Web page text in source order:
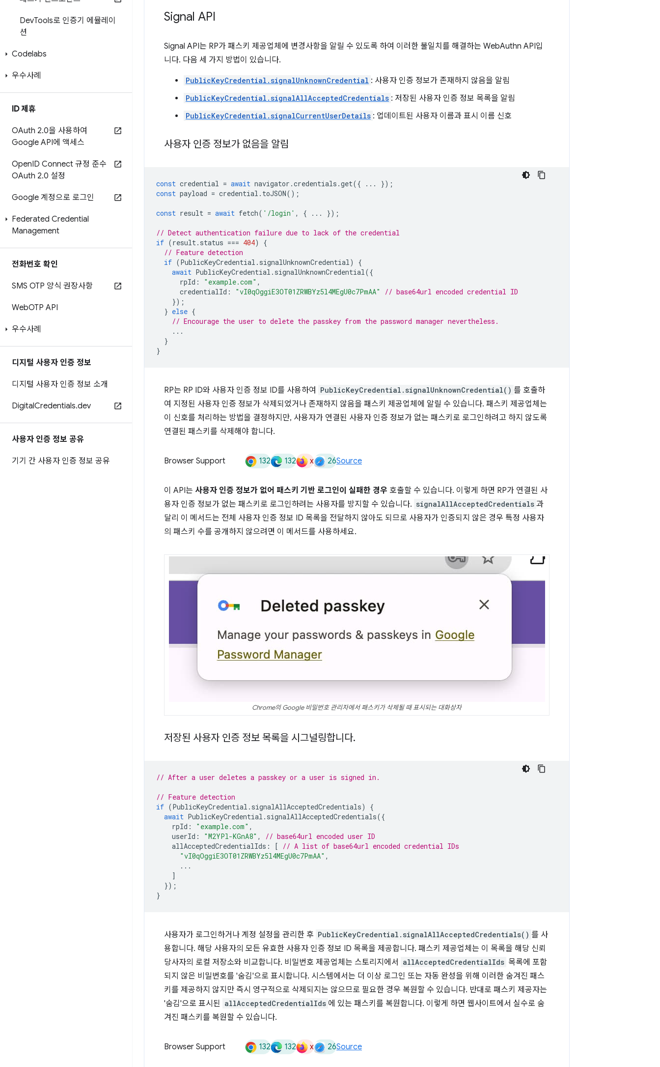
DevTools로 인증기 에뮬레이
션
Codelabs
우수사례
ID 제휴
OAuth 2.0을 사용하여
Google API에 액세스
OpenID Connect 규정 준수
OAuth 2.0 설정
Google 계정으로 로그인
Federated Credential
Management
전화번호 확인
SMS OTP 양식 권장사항
WebOTP API
우수사례
디지털 사용자 인증 정보
디지털 사용자 인증 정보 소개
DigitalCredentials.dev
사용자 인증 정보 공유
기기 간 사용자 인증 정보 공유
Signal API
Signal API는 RP가 패스키 제공업체에 변경사항을 알릴 수 있도록 하여 이러한 불일치를 해결하는 WebAuthn API입
니다. 다음 세 가지 방법이 있습니다.
PublicKeyCredential.signalUnknownCredential : 사용자 인증 정보가 존재하지 않음을 알림
PublicKeyCredential.signalAllAcceptedCredentials : 저장된 사용자 인증 정보 목록을 알림
PublicKeyCredential.signalCurrentUserDetails : 업데이트된 사용자 이름과 표시 이름 신호
사용자 인증 정보가 없음을 알림
const credential = await navigator .credentials .get({ ...
});
const payload = credential . toJSON();
const result = await fetch( '/login' , { ... });
// Detect authentication failure due to lack of the credential
if (result. status === 404)
{
// Feature detection
if (PublicKeyCredential . signalUnknownCredential)
{
await PublicKeyCredential . signalUnknownCredential({
rpId : "example.com" ,
credentialId : "vI0qOggiE3OT01ZRWBYz5l4MEgU0c7PmAA"
// base64url encoded credential ID
});
} else {
// Encourage the user to delete the passkey from the password manager nevertheless.
...
}
}
RP는 RP ID와 사용자 인증 정보 ID를 사용하여 PublicKeyCredential.signalUnknownCredential() 를 호출하
여 지정된 사용자 인증 정보가 삭제되었거나 존재하지 않음을 패스키 제공업체에 알릴 수 있습니다. 패스키 제공업체는
이 신호를 처리하는 방법을 결정하지만, 사용자가 연결된 사용자 인증 정보가 없는 패스키로 로그인하려고 하지 않도록
연결된 패스키를 삭제해야 합니다.
Browser Support 132 132 x 26Source
이 API는 사용자 인증 정보가 없어 패스키 기반 로그인이 실패한 경우 호출할 수 있습니다. 이렇게 하면 RP가 연결된 사
용자 인증 정보가 없는 패스키로 로그인하려는 사용자를 방지할 수 있습니다. signalAllAcceptedCredentials 과
달리 이 메서드는 전체 사용자 인증 정보 ID 목록을 전달하지 않아도 되므로 사용자가 인증되지 않은 경우 특정 사용자
의 패스키 수를 공개하지 않으려면 이 메서드를 사용하세요.
Chrome의 Google 비밀번호 관리자에서 패스키가 삭제될 때 표시되는 대화상자
저장된 사용자 인증 정보 목록을 시그널링합니다.
// After a user deletes a passkey or a user is signed in.
// Feature detection
if (PublicKeyCredential . signalAllAcceptedCredentials)
{
await PublicKeyCredential . signalAllAcceptedCredentials({
rpId : "example.com" ,
userId : "M2YPl-KGnA8" ,
// base64url encoded user ID
allAcceptedCredentialIds : [
// A list of base64url encoded credential IDs
"vI0qOggiE3OT01ZRWBYz5l4MEgU0c7PmAA" ,
...
]
});
}
사용자가 로그인하거나 계정 설정을 관리한 후 PublicKeyCredential.signalAllAcceptedCredentials() 를 사
용합니다. 해당 사용자의 모든 유효한 사용자 인증 정보 ID 목록을 제공합니다. 패스키 제공업체는 이 목록을 해당 신뢰
당사자의 로컬 저장소와 비교합니다. 비밀번호 제공업체는 스토리지에서
allAcceptedCredentialIds 목록에 포함
되지 않은 비밀번호를 '숨김'으로 표시합니다. 시스템에서는 더 이상 로그인 또는 자동 완성을 위해 이러한 숨겨진 패스
키를 제공하지 않지만 즉시 영구적으로 삭제되지는 않으므로 필요한 경우 복원할 수 있습니다. 반대로 패스키 제공자는
'숨김'으로 표시된 allAcceptedCredentialIds 에 있는 패스키를 복원합니다. 이렇게 하면 웹사이트에서 실수로 숨
겨진 패스키를 복원할 수 있습니다.
Browser Support 132 132 x 26Source